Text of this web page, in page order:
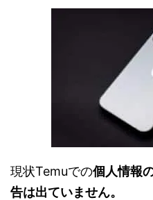
現状Temuでの個人情報
告は出ていません。